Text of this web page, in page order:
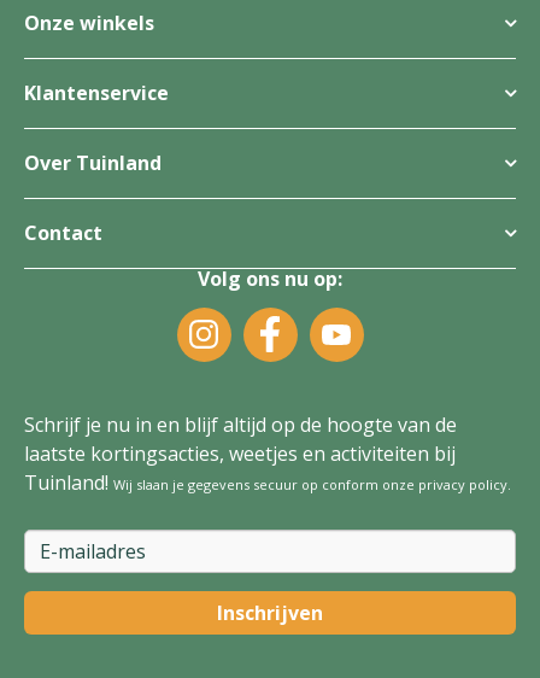
Onze winkels
Klantenservice
Over Tuinland
Contact
Volg ons nu op:
Schrijf je nu in en blijf altijd op de hoogte van de
laatste kortingsacties, weetjes en activiteiten bij
Tuinland! Wij slaan je gegevens secuur op conform onze privacy policy